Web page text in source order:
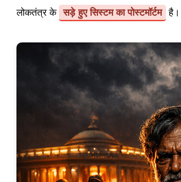
लोकतंत्र के सड़े हुए सिस्टम का पोस्टमॉर्टम है।